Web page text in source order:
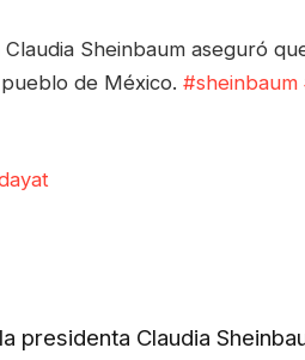
Sheinbaum aseguró
de México. #sheinbaum
presidenta Claudia